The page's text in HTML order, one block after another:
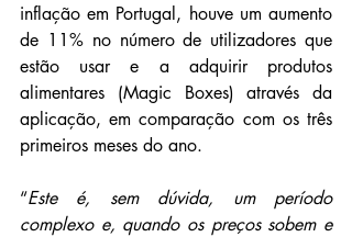
inflação em Portugal, houve um aumento
de 11% no número de utilizadores que
estão usar e a adquirir produtos
alimentares (Magic Boxes) através da
aplicação, em comparação com os três
primeiros meses do ano.
“Este é, sem dúvida, um período
complexo e, quando os preços sobem e